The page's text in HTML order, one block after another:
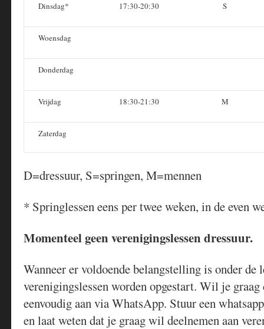
Dinsdag* 17:30-20:30 S
Woensdag
Donderdag
Vrijdag 18:30-21:30 M
Zaterdag
D=dressuur, S=springen, M=mennen
* Springlessen eens per twee weken, in de even
Momenteel geen verenigingslessen dressuur.
Wanneer er voldoende belangstelling is onder de
verenigingslessen worden opgestart. Wil je
eenvoudig aan via WhatsApp. Stuur een
en laat weten dat je graag wil deelnemen aan